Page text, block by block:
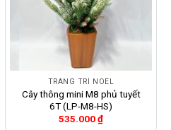
TRANG TRÍ NOEL
Cây thông mini M8 phủ tuyết
6T (LP-M8-HS)
535.000₫